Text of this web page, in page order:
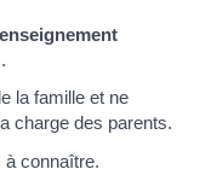
la famille et ne
charge des parents.
connaître.